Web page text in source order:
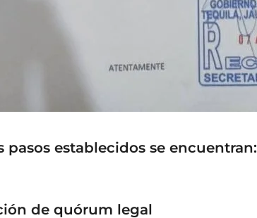
pasos establecidos se encuentran:
de quórum legal